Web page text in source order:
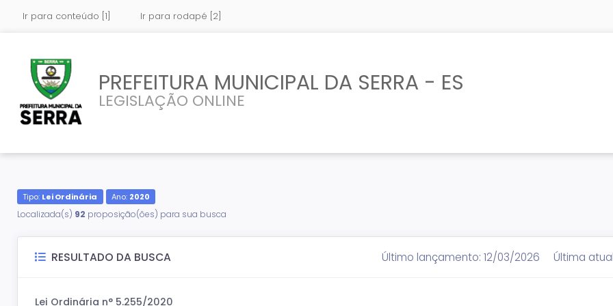
Ir para conteúdo [1] Ir para rodapé [2]
PREFEITURA MUNICIPAL DA SERRA - ES
LEGISLAÇÃO ONLINE
Tipo: Lei Ordinária Ano: 2020
Localizada(s) 92 proposição(ões) para sua busca
RESULTADO DA BUSCA Último lançamento: 12/03/2026 Última
Lei Ordinária n° 5.255/2020